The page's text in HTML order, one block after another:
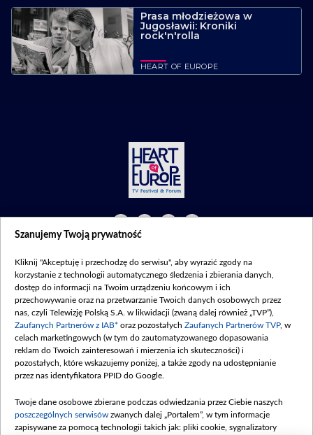
Prasa młodzieżowa w
Jugosławii: Kroniki
rock'n'rolla
HEART OF EUROPE
©2026 Telewizja Polska S. A. w likwidacji
Regulamin|Polityka prywatności|Moje zgody
Szanujemy Twoją prywatność
Kliknij "Akceptuję i przechodzę do serwisu", aby wyrazić zgody na
korzystanie z technologii automatycznego śledzenia i zbierania danych,
dostęp do informacji na Twoim urządzeniu końcowym i ich
przechowywanie oraz na przetwarzanie Twoich danych osobowych przez
nas, czyli Telewizję Polską S.A. w likwidacji (zwaną dalej również „TVP”),
Zaufanych Partnerów z IAB* oraz pozostałych Zaufanych Partnerów TVP, w
celach marketingowych (w tym do zautomatyzowanego dopasowania
reklam do Twoich zainteresowań i mierzenia ich skuteczności) i
pozostałych, które wskazujemy poniżej, a także zgody na udostępnianie
przez nas identyfikatora PPID do Google.
Twoje dane osobowe zbierane podczas odwiedzania przez Ciebie naszych
poszczególnych serwisów zwanych dalej „Portalem”, w tym informacje
zapisywane za pomocą technologii takich jak: pliki cookie, sygnalizatory